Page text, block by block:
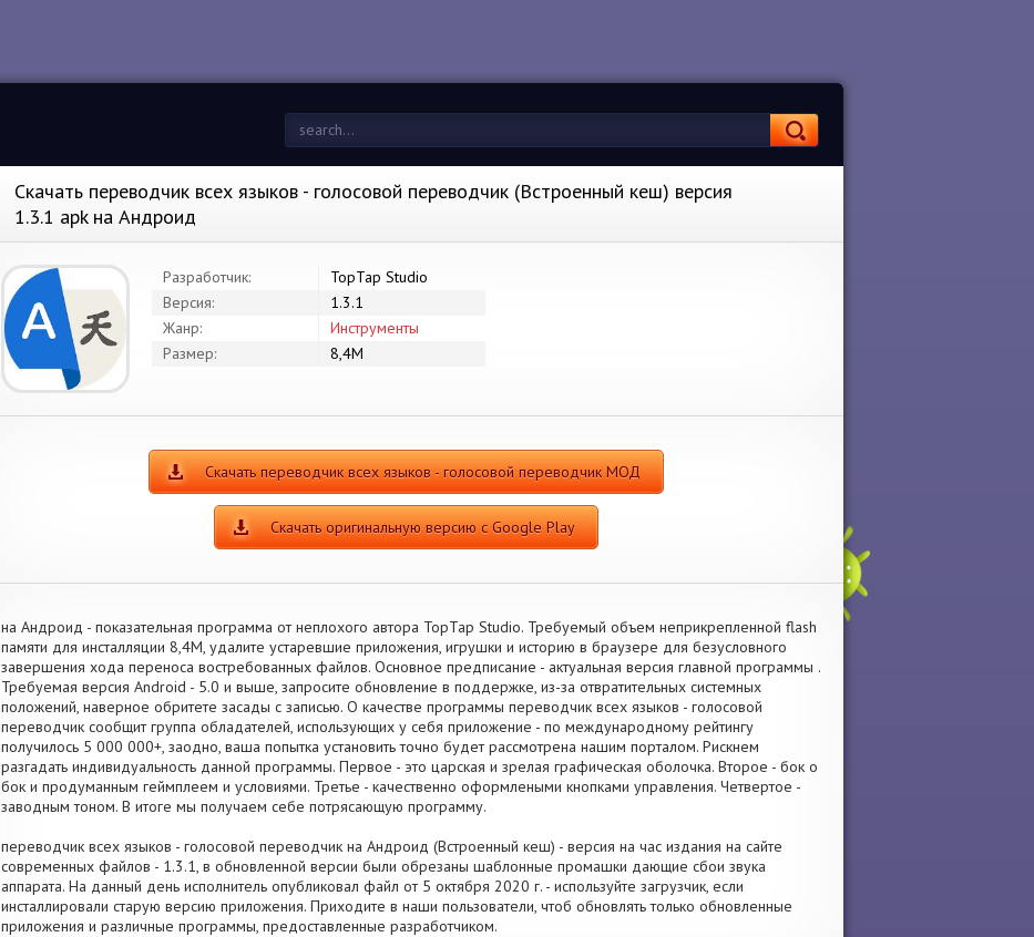
Скачать переводчик всех языков - голосовой переводчик (Встроенный кеш) версия
1.3.1 apk на Андроид
Разработчик:
TopTap Studio
Версия:
1.3.1
Жанр:
Инструменты
Размер:
8,4M
Скачать переводчик всех языков - голосовой переводчик МОД
Скачать оригинальную версию с Google Play
на Андроид - показательная программа от неплохого автора TopTap Studio. Требуемый объем неприкрепленной flash
памяти для инсталляции 8,4M, удалите устаревшие приложения, игрушки и историю в браузере для безусловного
завершения хода переноса востребованных файлов. Основное предписание - актуальная версия главной программы .
Требуемая версия Android - 5.0 и выше, запросите обновление в поддержке, из-за отвратительных системных
положений, наверное обритете засады с записью. О качестве программы переводчик всех языков - голосовой
переводчик сообщит группа обладателей, использующих у себя приложение - по международному рейтингу
получилось 5 000 000+, заодно, ваша попытка установить точно будет рассмотрена нашим порталом. Рискнем
разгадать индивидуальность данной программы. Первое - это царская и зрелая графическая оболочка. Второе - бок о
бок и продуманным геймплеем и условиями. Третье - качественно оформлеными кнопками управления. Четвертое -
заводным тоном. В итоге мы получаем себе потрясающую программу.
переводчик всех языков - голосовой переводчик на Андроид (Встроенный кеш) - версия на час издания на сайте
современных файлов - 1.3.1, в обновленной версии были обрезаны шаблонные промашки дающие сбои звука
аппарата. На данный день исполнитель опубликовал файл от 5 октября 2020 г. - используйте загрузчик, если
инсталлировали старую версию приложения. Приходите в наши пользователи, чтоб обновлять только обновленные
приложения и различные программы, предоставленные разработчиком.